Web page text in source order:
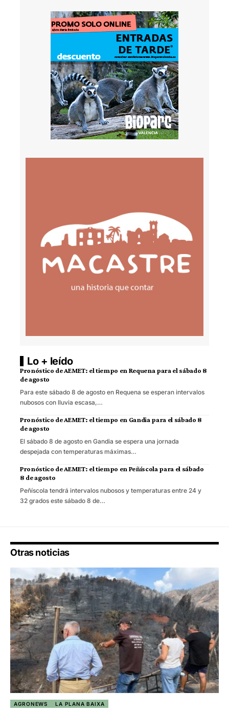
Lo + leído
Pronóstico de AEMET: el tiempo en Requena para el sábado 8
de agosto
Para este sábado 8 de agosto en Requena se esperan intervalos
nubosos con lluvia escasa,…
Pronóstico de AEMET: el tiempo en Gandia para el sábado 8
de agosto
El sábado 8 de agosto en Gandia se espera una jornada
despejada con temperaturas máximas…
Pronóstico de AEMET: el tiempo en Peñíscola para el sábado
8 de agosto
Peñíscola tendrá intervalos nubosos y temperaturas entre 24 y
32 grados este sábado 8 de…
Otras noticias
AGRONEWS LA PLANA BAIXA